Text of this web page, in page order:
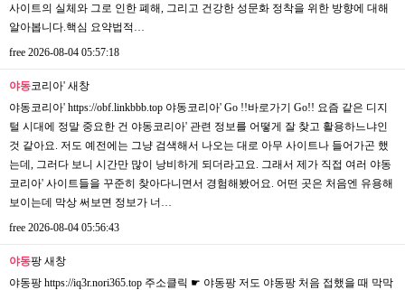
사이트의 실체와 그로 인한 폐해, 그리고 건강한 성문화 정착을 위한 방향에 대해
알아봅니다.핵심 요약법적…
free 2026-08-04 05:57:18
야동코리아' 새창
야동코리아' https://obf.linkbbb.top 야동코리아' Go !!바로가기 Go!! 요즘 같은 디지
털 시대에 정말 중요한 건 야동코리아' 관련 정보를 어떻게 잘 찾고 활용하느냐인
것 같아요. 저도 예전에는 그냥 검색해서 나오는 대로 아무 사이트나 들어가곤 했
는데, 그러다 보니 시간만 많이 낭비하게 되더라고요. 그래서 제가 직접 여러 야동
코리아' 사이트들을 꾸준히 찾아다니면서 경험해봤어요. 어떤 곳은 처음엔 유용해
보이는데 막상 써보면 정보가 너…
free 2026-08-04 05:56:43
야동팡 새창
야동팡 https://iq3r.nori365.top 주소클릭 ☛ 야동팡 저도 야동팡 처음 접했을 때 막막